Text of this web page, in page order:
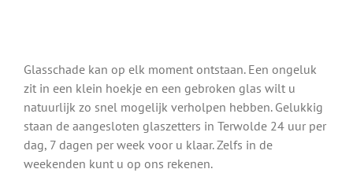
Glasschade kan op elk moment ontstaan. Een ongeluk
zit in een klein hoekje en een gebroken glas wilt u
natuurlijk zo snel mogelijk verholpen hebben. Gelukkig
staan de aangesloten glaszetters in Terwolde 24 uur per
dag, 7 dagen per week voor u klaar. Zelfs in de
weekenden kunt u op ons rekenen.